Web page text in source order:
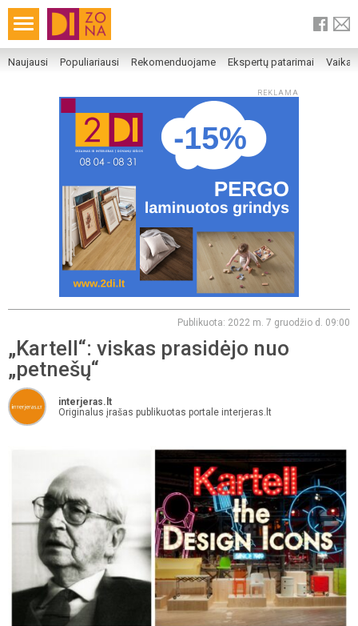
Naujausi Populiariausi Rekomenduojame Ekspertų patarimai
REKLAMA
Publikuota: 2022 m. 7 gruodžio d. 09:00
„Kartell“: viskas prasidėjo nuo
„petnešų“
interjeras.lt
Originalus įrašas publikuotas portale interjeras.lt